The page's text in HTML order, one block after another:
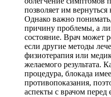
позволяет им
Однако важно
причину проблемы, а
состояние. Врач может
если другие методы
физиотерапия или
желаемого результата.
процедура, блокада
противопоказания,
аспекты с врачом перед